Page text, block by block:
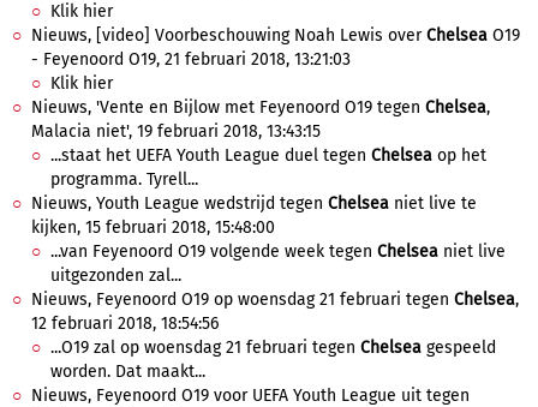
Klik hier
Nieuws, [video] Voorbeschouwing Noah Lewis overChelsea O19
- Feyenoord O19, 21 februari 2018, 13:21:03
Klik hier
Nieuws, 'Vente en Bijlow met Feyenoord O19 tegen Chelsea,
Malacia niet', 19 februari 2018, 13:43:15
...staat het UEFA Youth League duel tegen Chelsea op het
programma. Tyrell...
Nieuws, Youth League wedstrijd tegen Chelsea niet live te
kijken, 15 februari 2018, 15:48:00
...van Feyenoord O19 volgende week tegen Chelsea niet live
uitgezonden zal...
Nieuws, Feyenoord O19 op woensdag 21 februari tegen Chelsea,
12 februari 2018, 18:54:56
...O19 zal op woensdag 21 februari tegen Chelsea gespeeld
worden. Dat maakt...
Nieuws, Feyenoord O19 voor UEFA Youth League uit tegen